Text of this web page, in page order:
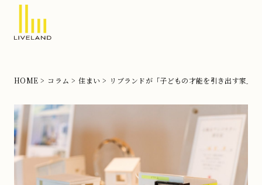
の
文
住
宅
な
HOME コラム 住まい リブランドが「子どもの才能を引き出す家」